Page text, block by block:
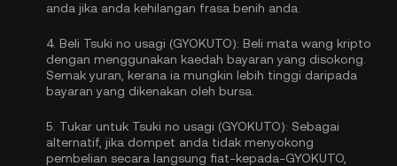
anda jika anda kehilangan frasa benih anda.
4. Beli Tsuki no usagi (GYOKUTO): Beli mata wang kripto
dengan menggunakan kaedah bayaran yang disokong.
Semak yuran, kerana ia mungkin lebih tinggi daripada
bayaran yang dikenakan oleh bursa.
5. Tukar untuk Tsuki no usagi (GYOKUTO): Sebagai
alternatif, jika dompet anda tidak menyokong
pembelian secara langsung fiat-kepada-GYOKUTO,